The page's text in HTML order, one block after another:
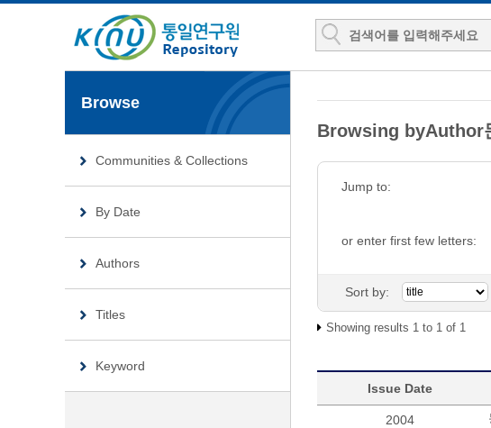
Browse
Communities & Collections
By Date
Authors
Titles
Keyword
Browsing byAuthor
Jump to:
or enter first few letters:
Sort by:
Showing results 1 to 1 of 1
Issue Date
2004